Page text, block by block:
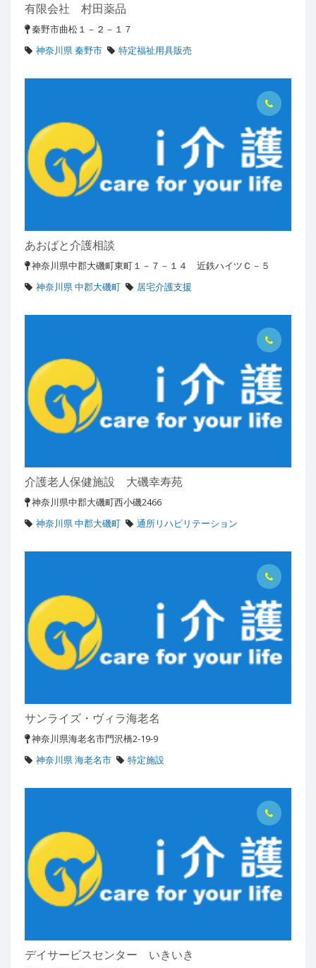
有限会社 村田薬品
秦野市曲松１－２－１７
神奈川県 秦野市
特定福祉用具販売
あおばと介護相談
神奈川県中郡大磯町東町１－７－１４ 近鉄ハイツＣ－５
神奈川県 中郡大磯町
居宅介護支援
介護老人保健施設 大磯幸寿苑
神奈川県中郡大磯町西小磯2466
神奈川県 中郡大磯町
通所リハビリテーション
サンライズ・ヴィラ海老名
神奈川県海老名市門沢橋2-19-9
神奈川県 海老名市
特定施設
デイサービスセンター いきいき